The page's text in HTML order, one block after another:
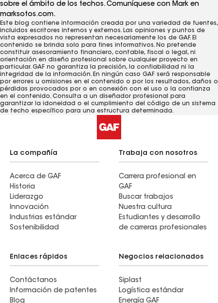
sobre el ámbito de los techos. Comuníquese con Mark en
marksotos.com.
Este blog contiene información creada por una variedad de fuentes,
incluidos escritores internos y externos. Las opiniones y puntos de
vista expresados ​​no representan necesariamente los de GAF. El
contenido se brinda solo para fines informativos. No pretende
constituir asesoramiento financiero, contable, fiscal o legal, ni
orientación en diseño profesional sobre cualquier proyecto en
particular. GAF no garantiza la precisión, la confiabilidad ni la
integridad de la información. En ningún caso GAF será responsable
por errores u omisiones en el contenido o por los resultados, daños o
pérdidas provocados ​​por o en conexión con el uso o la confianza
en el contenido. Consulta a un diseñador profesional para
garantizar la idoneidad o el cumplimiento del código de un sistema
de techo específico para una estructura determinada.
La compañía
Acerca de GAF
Historia
Liderazgo
Innovación
Industrias estándar
Sostenibilidad
Trabaja con nosotros
Carrera profesional en
GAF
Buscar trabajos
Nuestra cultura
Estudiantes y desarrollo
de carreras profesionales
Enlaces rápidos
Contáctanos
Información de patentes
Blog
Negocios relacionados
Siplast
Logística estándar
Energía GAF